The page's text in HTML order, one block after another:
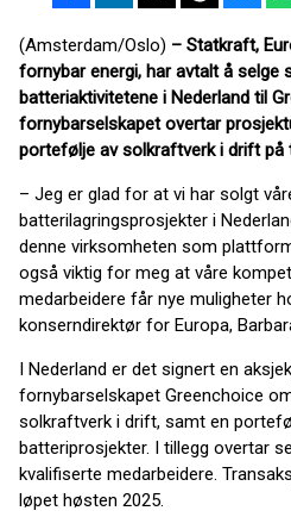
(Amsterdam/Oslo) – Statkraft,
fornybar energi, har avtalt å selge
batteriaktivitetene i Nederland til
fornybarselskapet overtar
portefølje av solkraftverk i drift på
– Jeg er glad for at vi har solgt
batterilagringsprosjekter i
denne virksomheten som
også viktig for meg at våre
medarbeidere får nye muligheter
konserndirektør for Europa,
I Nederland er det signert en
fornybarselskapet Greenchoice
solkraftverk i drift, samt en
batteriprosjekter. I tillegg overtar
kvalifiserte medarbeidere.
løpet høsten 2025.